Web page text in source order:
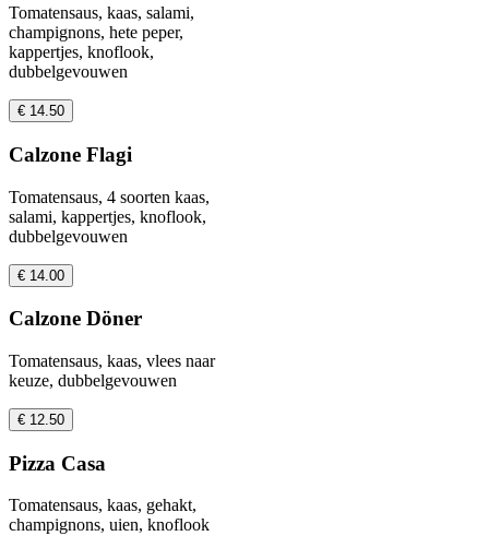
Tomatensaus, kaas, salami,
champignons, hete peper,
kappertjes, knoflook,
dubbelgevouwen
€ 14.50
Calzone Flagi
Tomatensaus, 4 soorten kaas,
salami, kappertjes, knoflook,
dubbelgevouwen
€ 14.00
Calzone Döner
Tomatensaus, kaas, vlees naar
keuze, dubbelgevouwen
€ 12.50
Pizza Casa
Tomatensaus, kaas, gehakt,
champignons, uien, knoflook